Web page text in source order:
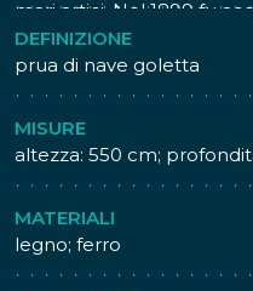
mari artici. Nel 1899 fu
degli Abruzzi che la
trasformare in nave
spedizione Polo Nord
stesso anno.
La Stella Polare partì da
1899 e raggiunse il Mar
ghiacci e dovette essere
successiva, quando fu
attraverso Capo Nord,
DEFINIZIONE
prua di nave goletta
MISURE
altezza: 550 cm;
MATERIALI
legno; ferro